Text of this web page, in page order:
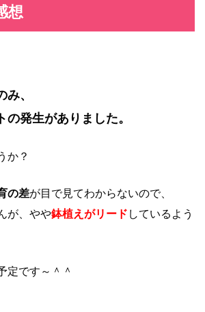
想
、
の発生がありました。
か？
の差が目で見てわからないので、
が、やや鉢植えがリード しているよう
定です～＾＾